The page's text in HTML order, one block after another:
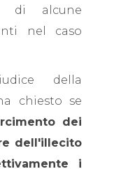
di alcune
nel caso
della
chiesto se
dei
dell'illecito
i